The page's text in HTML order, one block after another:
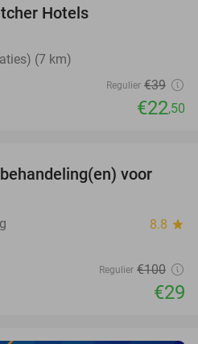
Hotels
(7 km)
Regulier €39
€22,50
71%
voor
8.8 star
Regulier €100
€29